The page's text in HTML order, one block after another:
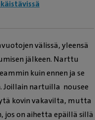
välissä, yleensä
jälkeen. Narttu
kuin ennen ja se
Joillain nartuilla nousee
kovin vakavilta, mutta
jos on aihetta epäillä sillä